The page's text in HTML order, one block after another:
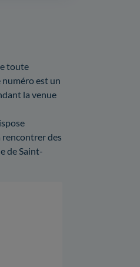
toute
numéro est un
la venue
rencontrer des
de Saint-